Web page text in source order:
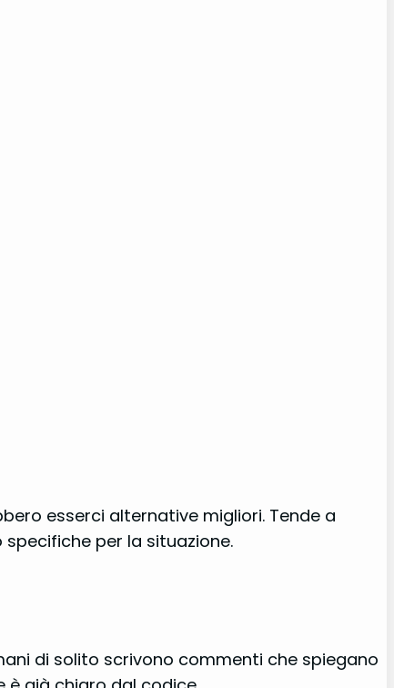
esserci alternative migliori. Tende a
per la situazione.
di solito scrivono commenti che spiegano